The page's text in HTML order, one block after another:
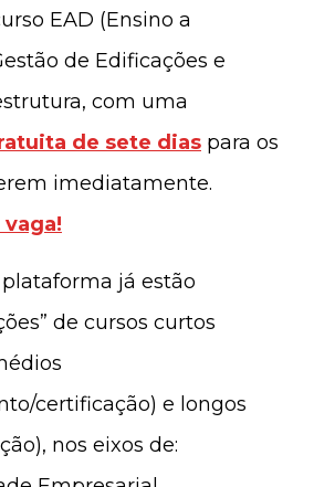
EAD (Ensino a
de Edificações e
com uma
de sete dias para os
imediatamente.
vaga!
já estão
de cursos curtos
certificação) e longos
nos eixos de: